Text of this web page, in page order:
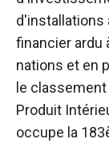
d'installations
financier ardu
nations et en
le
Produit
occupe la